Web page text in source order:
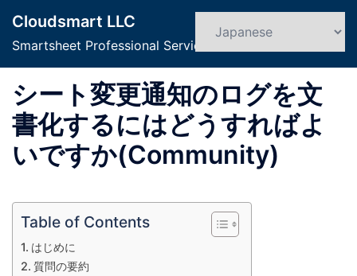
ン
Cloudsmart LLC
Smartsheet Professional Service
ト
グ
シート変更通知のログを文
書化するにはどうすればよ
いですか(Community)
Table of Contents
はじめに
質問の要約